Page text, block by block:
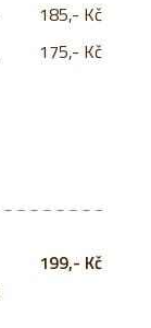
185,- Kč
175,- Kč
199,- Kč